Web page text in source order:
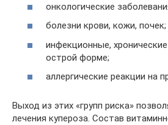
онкологические
болезни крови, кожи, почек;
инфекционные,
острой форме;
аллергические реакции на
Выход из этих «групп риска»
лечения купероза. Состав